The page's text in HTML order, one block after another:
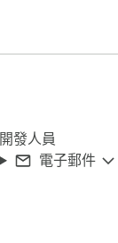
開發人員
電子郵件